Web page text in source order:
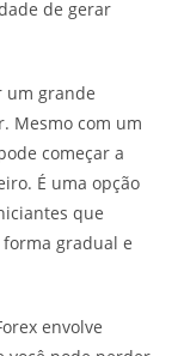
de gerar
um grande
Mesmo com um
começar a
É uma opção
que
gradual e
envolve